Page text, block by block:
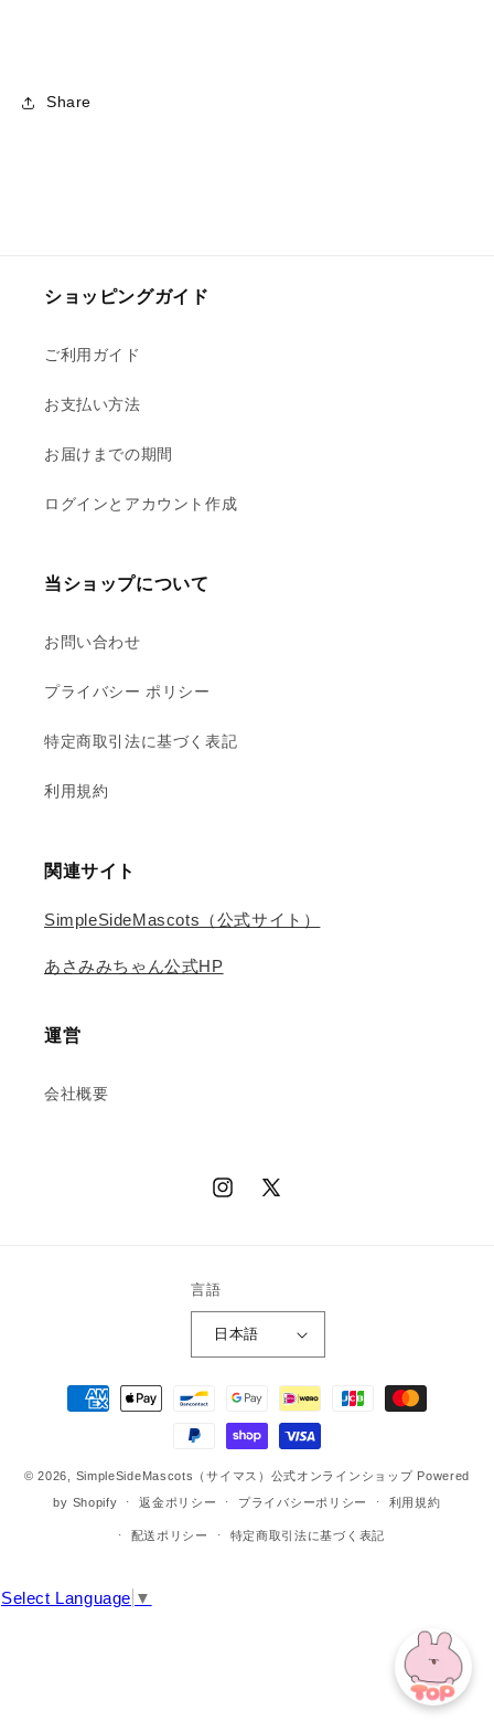
Share
ショッピングガイド
ご利用ガイド
お支払い方法
お届けまでの期間
ログインとアカウント作成
当ショップについて
お問い合わせ
プライバシー ポリシー
特定商取引法に基づく表記
利用規約
関連サイト
SimpleSideMascots（公式サイト）
あさみみちゃん公式HP
運営
会社概要
Instagram
X
言語
日本語
法
© 2026, SimpleSideMascots（サイマス）公式オンラインショップ Powered
by Shopify
返金ポリシー プライバシーポリシー 利用規約
配送ポリシー 特定商取引法に基づく表記
Select Language ▼